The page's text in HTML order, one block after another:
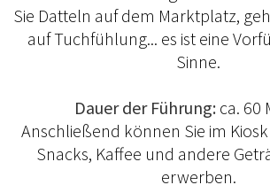
Sie Datteln auf dem Marktplatz,
auf Tuchfühlung... es ist eine
Sinne.
Dauer der Führung:ca. 60
Anschließend können Sie im
Snacks, Kaffee und andere
erwerben.